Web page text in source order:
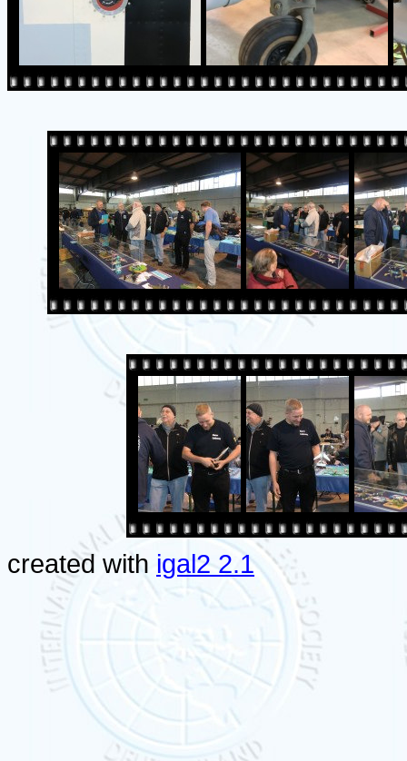
created with igal2 2.1